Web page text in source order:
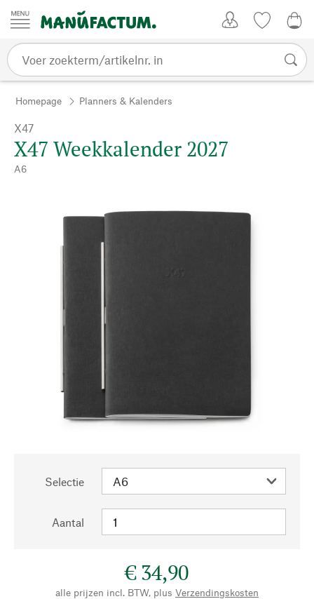
Passer au contenu
Homepage Planners & Kalenders
X47
X47 Weekkalender 2027
A6
Selectie
Aantal
€ 34,90
alle prijzen incl. BTW, plus Verzendingskosten